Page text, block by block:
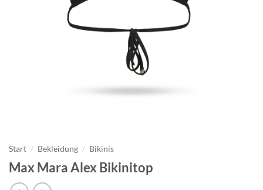
Start / Bekleidung / Bikinis
Max Mara Alex Bikinitop